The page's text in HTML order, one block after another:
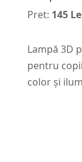
Pret: 145
Lampă 3D
pentru
color și